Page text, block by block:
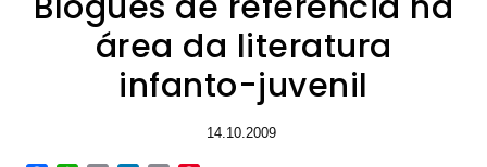
área da literatura
infanto-juvenil
14.10.2009